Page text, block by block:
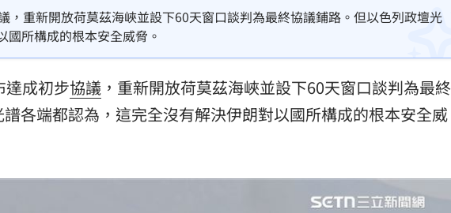
曝光 11:35
，重新開放荷莫茲海峽並設下60天窗口談判為最終協議鋪路。但以色列政壇光
所構成的根本安全威脅。
達成初步協議 ，重新開放荷莫茲海峽並設下60天窗口談判為最終
各端都認為，這完全沒有解決伊朗對以國所構成的根本安全威